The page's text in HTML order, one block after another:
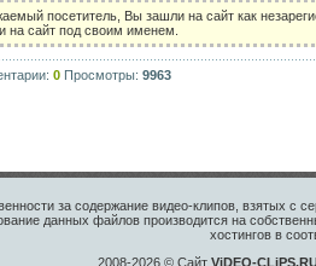
посетитель, Вы зашли на сайт как
на сайт под своим именем.
0 Просмотры: 9963
за содержание видео-клипов, взятых
данных файлов производится на
хостингов в
2008-2026 © Сайт ViDEO-